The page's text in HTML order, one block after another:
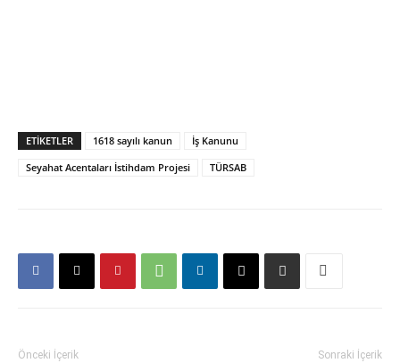
ETIKETLER 1618 sayılı kanun
İş Kanunu
Seyahat Acentaları İstihdam Projesi
TÜRSAB
Önceki İçerik Sonraki İçerik